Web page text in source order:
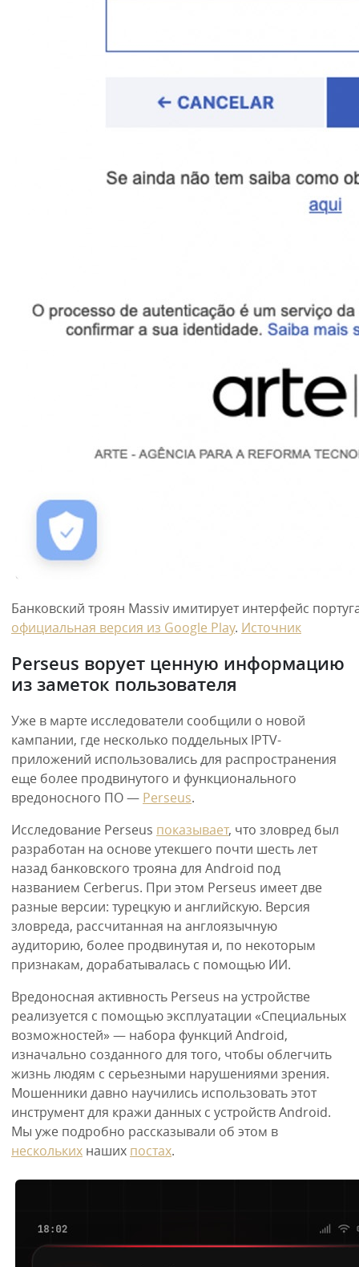
Банковский троян Massiv имитирует интерфейс
официальная версия из Google Play. Источник
Perseus ворует ценную информацию
из заметок пользователя
Уже в марте исследователи сообщили о новой
кампании, где несколько поддельных IPTV-
приложений использовались для распространения
еще более продвинутого и функционального
вредоносного ПО — Perseus.
Исследование Perseus показывает, что зловред был
разработан на основе утекшего почти шесть лет
назад банковского трояна для Android под
названием Cerberus. При этом Perseus имеет две
разные версии: турецкую и английскую. Версия
зловреда, рассчитанная на англоязычную
аудиторию, более продвинутая и, по некоторым
признакам, дорабатывалась с помощью ИИ.
Вредоносная активность Perseus на устройстве
реализуется с помощью эксплуатации «Специальных
возможностей» — набора функций Android,
изначально созданного для того, чтобы облегчить
жизнь людям с серьезными нарушениями зрения.
Мошенники давно научились использовать этот
инструмент для кражи данных с устройств Android.
Мы уже подробно рассказывали об этом в
нескольких наших постах.